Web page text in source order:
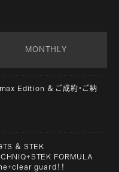
MONTHLY
Edition ＆ ご成約・ご納
＆ STEK
FORMULA
guard！！